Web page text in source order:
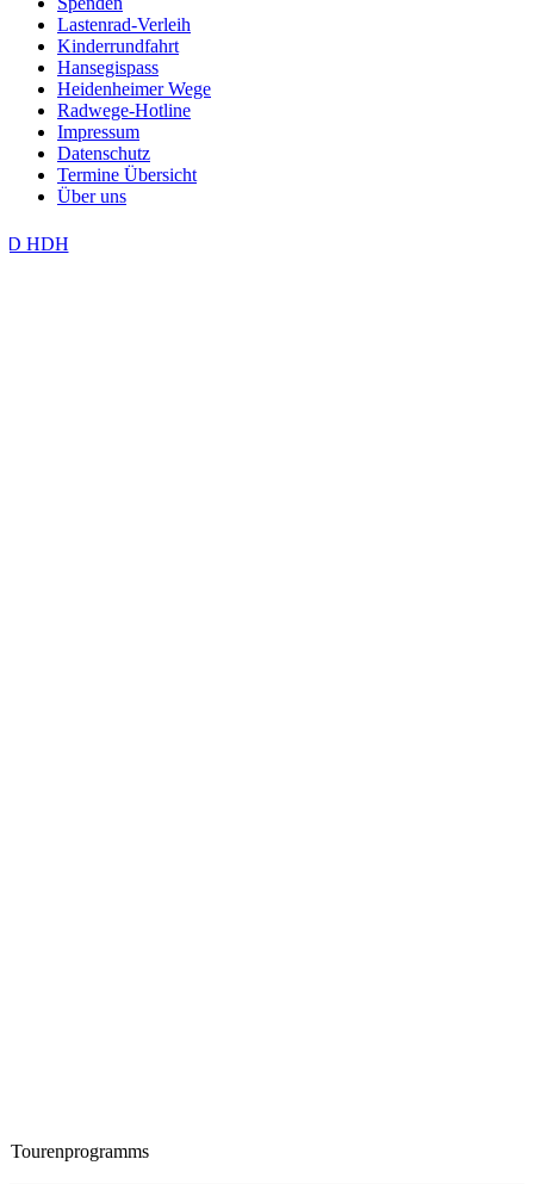
Lastenrad-Verleih
Kinderrundfahrt
Hansegispass
Heidenheimer Wege
Radwege-Hotline
Impressum
Datenschutz
Termine Übersicht
Über uns
Tourenprogramms